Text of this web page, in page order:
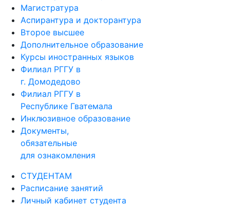
Магистратура
Аспирантура и докторантура
Второе высшее
Дополнительное образование
Курсы иностранных языков
Филиал РГГУ в
г. Домодедово
Филиал РГГУ в
Республике Гватемала
Инклюзивное образование
Документы,
обязательные
для ознакомления
СТУДЕНТАМ
Расписание занятий
Личный кабинет студента